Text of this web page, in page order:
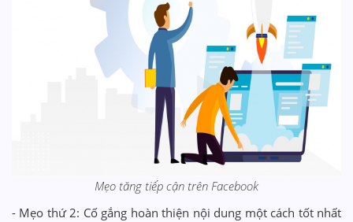
Mẹo tăng tiếp cận trên Facebook
- Mẹo thứ 2: Cố gắng hoàn thiện nội dung một cách tốt nhất